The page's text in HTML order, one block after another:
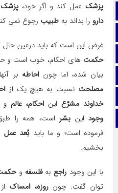
صفحه نخست
آپارات
تلگرام
پزشک عمل کند و اگر خود، پزشک
دارو را بداند به طبیب رجوع نمى
غرض این است که باید درعین حال
حکمت هاى احکام، خوب است و
بیان شده، اما چوناحاطه بر
مصلحت نسبت به هیچ یک از
خداوند مشرّع این احکام، عالم و
وجود این بشر است، همه را
فرموده است؛ و ما باید بُعد عمل
بخشیم.
با این وجود راجع بهفلسفه و
توان گفت: چونروزه، امساک